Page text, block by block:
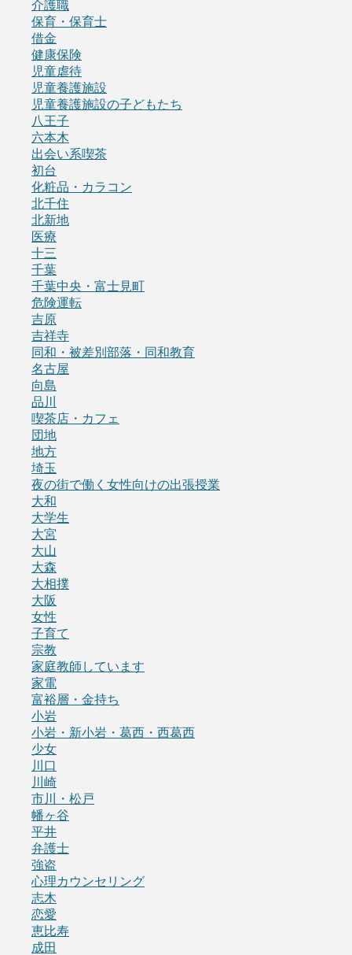
介護職
保育・保育士
借金
健康保険
児童虐待
児童養護施設
児童養護施設の子どもたち
八王子
六本木
出会い系喫茶
初台
化粧品・カラコン
北千住
北新地
医療
十三
千葉
千葉中央・富士見町
危険運転
吉原
吉祥寺
同和・被差別部落・同和教育
名古屋
向島
品川
喫茶店・カフェ
団地
地方
埼玉
夜の街で働く女性向けの出張授業
大和
大学生
大宮
大山
大森
大相撲
大阪
女性
子育て
宗教
家庭教師しています
家電
富裕層・金持ち
小岩
小岩・新小岩・葛西・西葛西
少女
川口
川崎
市川・松戸
幡ヶ谷
平井
弁護士
強盗
心理カウンセリング
志木
恋愛
恵比寿
成田